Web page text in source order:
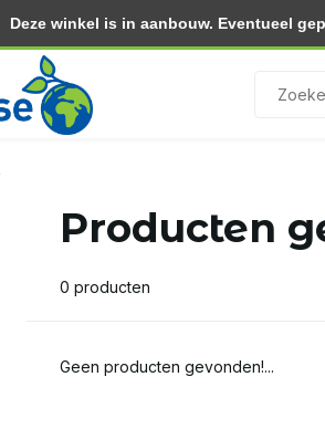
vanaf 30.- (NL)
Producten
0 producten
Geen producten gevonden!...
Deze winkel is in aanbouw. Eventueel